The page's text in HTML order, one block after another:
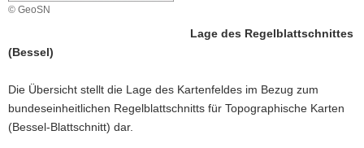
© GeoSN
Lage des Regelblattschnittes
(Bessel)
Die Übersicht stellt die Lage des Kartenfeldes im Bezug zum
bundeseinheitlichen Regelblattschnitts für Topographische Karten
(Bessel-Blattschnitt) dar.